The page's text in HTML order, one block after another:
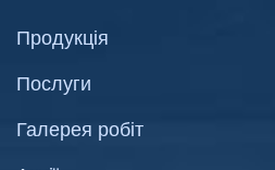
Продукція
Послуги
Галерея робіт